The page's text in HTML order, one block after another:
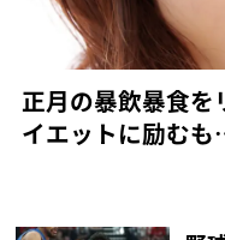
正月の暴飲暴食を
イエットに励む